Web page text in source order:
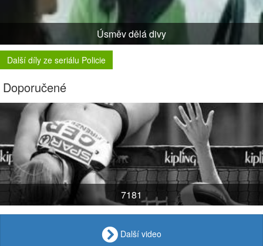
Úsměv dělá divy
Další díly ze seriálu Policie
Doporučené
7181
Další video